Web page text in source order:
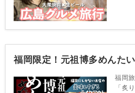
福岡限定！元祖博多めんた
福岡
「炙